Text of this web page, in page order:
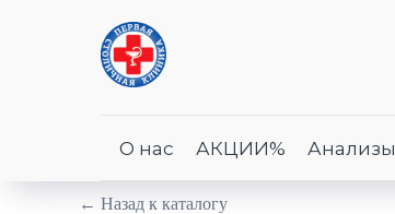
О нас АКЦИИ% Анализы
← Назад к каталогу